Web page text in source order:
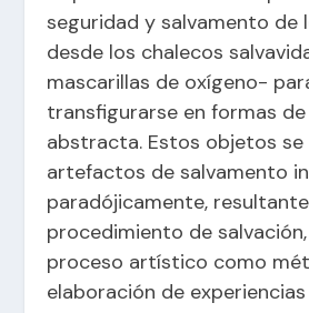
seguridad y salvamento de
desde los chalecos
mascarillas de oxígeno-
transfigurarse en formas
abstracta. Estos objetos
artefactos de salvamento
paradójicamente,
procedimiento de
proceso artístico como
elaboración de experiencias